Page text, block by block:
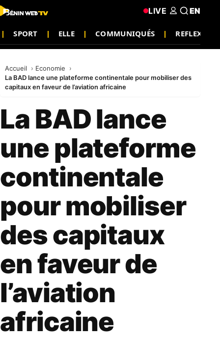
SPORT ELLE COMMUNIQUÉS REFLEXION
LIVE EN
Accueil
Economie
La BAD lance une plateforme continentale pour mobiliser des
capitaux en faveur de l’aviation africaine
La BAD lance
une plateforme
continentale
pour mobiliser
des capitaux
en faveur de
l’aviation
africaine